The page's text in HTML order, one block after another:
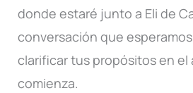
donde estaré junto a Eli de
conversación que
clarificar tus propósitos en el
comienza.